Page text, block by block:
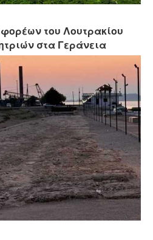
του Λουτρακίου
στα Γεράνεια